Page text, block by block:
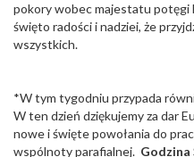
pokory wobec majestatu potęgi
święto radości i nadziei, że
wszystkich.
*W tym tygodniu przypada
W ten dzień dziękujemy za dar
nowe i święte powołania do
wspólnoty parafialnej. Godzina